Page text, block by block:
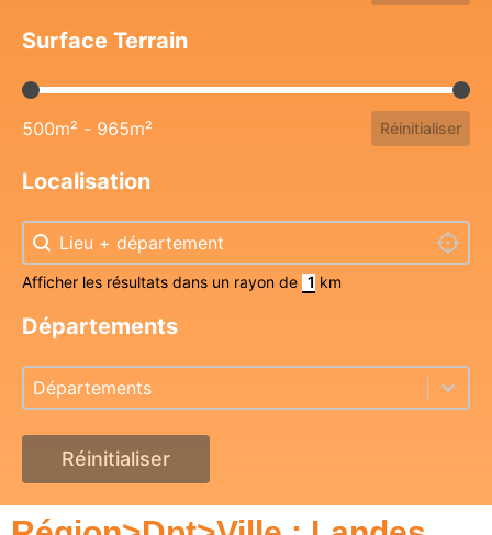
Surface Terrain
Surface Terrain
500m² - 965m² Réinitialiser
Localisation
Localisation
Localisation
Afficher les résultats dans un rayon de km
Départements
Départements
Départements
Départements
Réinitialiser